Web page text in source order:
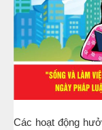
Các hoạt động